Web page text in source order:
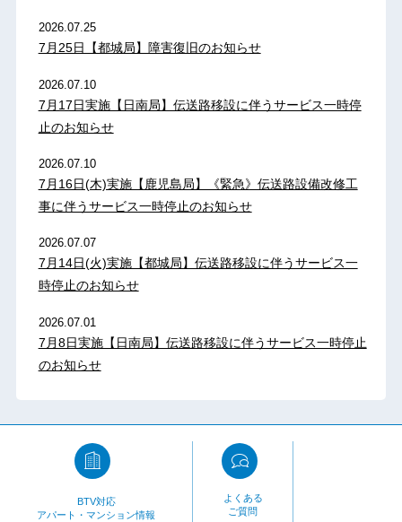
2026.07.25
7月25日【都城局】障害復旧のお知らせ
2026.07.10
7月17日実施【日南局】伝送路移設に伴うサービス一時停
止のお知らせ
2026.07.10
7月16日(木)実施【鹿児島局】《緊急》伝送路設備改修工
事に伴うサービス一時停止のお知らせ
2026.07.07
7月14日(火)実施【都城局】伝送路移設に伴うサービス一
時停止のお知らせ
2026.07.01
7月8日実施【日南局】伝送路移設に伴うサービス一時停止
のお知らせ
BTV対応
アパート・マンション情報
よくある
ご質問